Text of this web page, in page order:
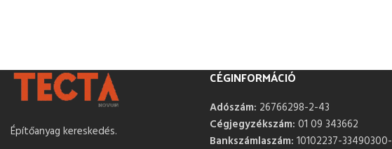
Építőanyag kereskedés.
CÉGINFORMÁCIÓ
Adószám: 26766298-2-43
Cégjegyzékszám: 01 09 343662
Bankszámlaszám: 10102237-33490300-